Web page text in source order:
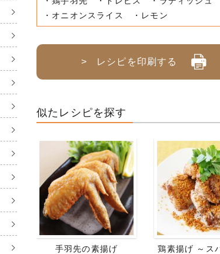
・オニオンスライス ・レモン
> レシピを印刷する
似たレシピを探す
手羽先の素揚げ
鶏素揚げ ～ス